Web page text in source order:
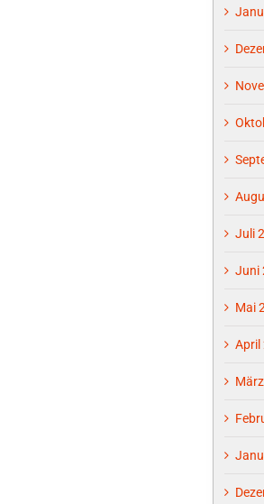
Juli
Juni
Mai
April